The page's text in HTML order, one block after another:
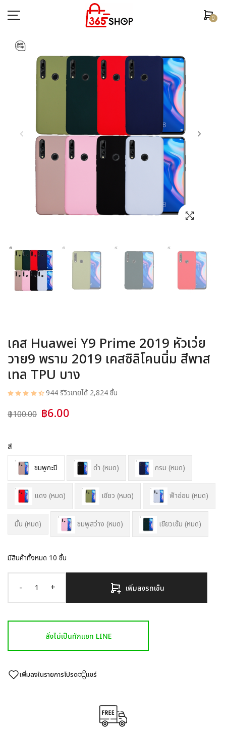
0
ตรวจสอบสถานะคำสั่งซื้อ
ยี่ห้อ/รุ่นมือถือ
ฟิล์มกันรอย
อุปกรณ์สมาร์ทวอช
หูฟัง/สมอลทอร์ค
อุปกรณ์ในรถยนต์
เคส Huawei Y9 Prime 2019 หัวเว่ย
วาย9 พราม 2019 เคสซิลิโคนนิ่ม สีพาส
เทล TPU บาง
944 รีวิวขายได้ 2,824 ชิ้น
฿100.00 ฿6.00
สี
ชมพูกะปิ ดำ (หมด) กรม (หมด)
แดง (หมด) เขียว (หมด) ฟ้าอ่อน (หมด)
มิ้น (หมด) ชมพูสว่าง (หมด) เขียวเข้ม (หมด)
มีสินค้าทั้งหมด 10 ชิ้น
- + เพิ่มลงรถเข็น
สั่งไม่เป็นทักแชท LINE
เพิ่มลงในรายการโปรด แชร์